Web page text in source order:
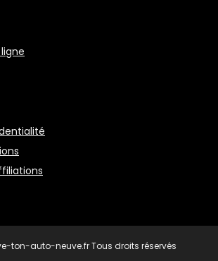
ton-auto-neuve.fr Tous droits réservés